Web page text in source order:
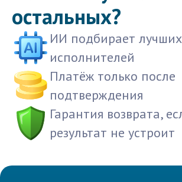
остальных?
ИИ подбирает лучших
исполнителей
Платёж только после
подтверждения
Гарантия возврата,
результат не устроит